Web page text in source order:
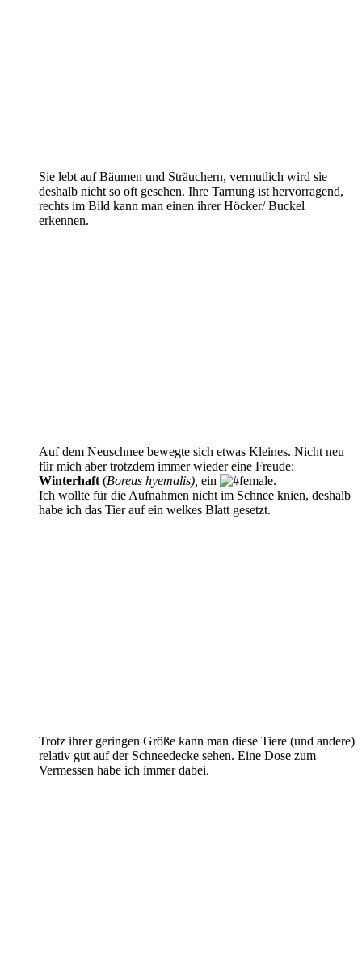
Sie lebt auf Bäumen und Sträuchern, vermutlich wird sie
deshalb nicht so oft gesehen. Ihre Tarnung ist hervorragend,
rechts im Bild kann man einen ihrer Höcker/ Buckel
erkennen.
Auf dem Neuschnee bewegte sich etwas Kleines. Nicht neu
für mich aber trotzdem immer wieder eine Freude:
Winterhaft (Boreus hyemalis), ein
.
Ich wollte für die Aufnahmen nicht im Schnee knien, deshalb
habe ich das Tier auf ein welkes Blatt gesetzt.
Trotz ihrer geringen Größe kann man diese Tiere (und andere)
relativ gut auf der Schneedecke sehen. Eine Dose zum
Vermessen habe ich immer dabei.